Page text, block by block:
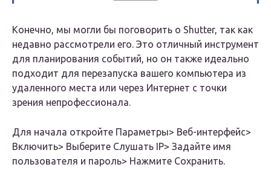
Конечно, мы могли бы поговорить о Shutter, так как
недавно рассмотрели его. Это отличный инструмент
для планирования событий, но он также идеально
подходит для перезапуска вашего компьютера из
удаленного места или через Интернет с точки
зрения непрофессионала.
Для начала откройте Параметры> Веб-интерфейс>
Включить> Выберите Слушать IP> Задайте имя
пользователя и пароль> Нажмите Сохранить.